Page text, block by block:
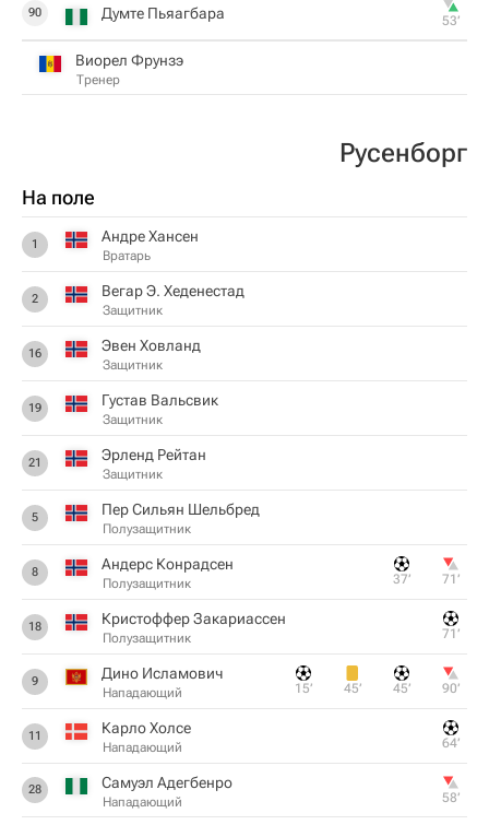
90 Думте Пьяагбара 53‎’‎
Виорел Фрунзэ
Тренер
Русенборг
На поле
1 Андре Хансен
Вратарь
2 Вегар Э. Хеденестад
Защитник
16 Эвен Ховланд
Защитник
19 Густав Вальсвик
Защитник
21 Эрленд Рейтан
Защитник
5 Пер Сильян Шельбред
Полузащитник
8 Андерс Конрадсен
Полузащитник 37‎’‎ 71‎’‎
18 Кристоффер Закариассен
Полузащитник 71‎’‎
9 Дино Исламович
Нападающий 15‎’‎ 45‎’‎ 45‎’‎ 90‎’‎
11 Карло Холсе
Нападающий 64‎’‎
28 Самуэл Адегбенро
Нападающий 58‎’‎